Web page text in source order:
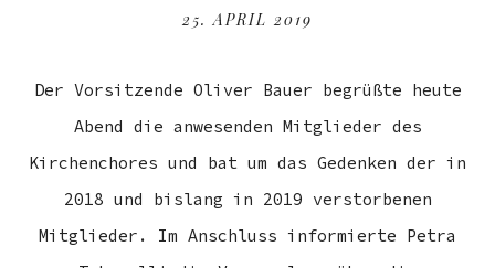
25. APRIL 2019
Der Vorsitzende Oliver Bauer begrüßte heute
Abend die anwesenden Mitglieder des
Kirchenchores und bat um das Gedenken der in
2018 und bislang in 2019 verstorbenen
Mitglieder. Im Anschluss informierte Petra